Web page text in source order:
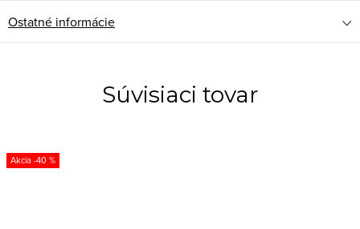
Ostatné informácie
Súvisiaci tovar
-40 %